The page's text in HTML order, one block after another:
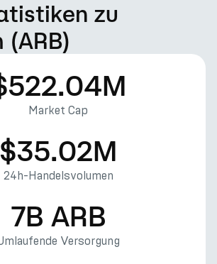
zu
Market Cap
$35.02M
24h-Handelsvolumen
7B ARB
Versorgung